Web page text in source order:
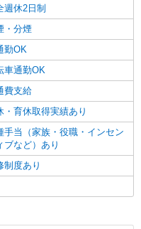
週休2日制
・分煙
勤OK
車通勤OK
費支給
・育休取得実績あり
手当（家族・役職・インセン
ブなど）あり
制度あり